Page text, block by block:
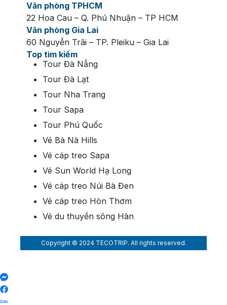
Văn phòng TPHCM
22 Hoa Cau – Q. Phú Nhuận – TP HCM
Văn phòng Gia Lai
60 Nguyễn Trãi – TP. Pleiku – Gia Lai
Top tìm kiếm
Tour Đà Nẵng
Tour Đà Lạt
Tour Nha Trang
Tour Sapa
Tour Phú Quốc
Vé Bà Nà Hills
Vé cáp treo Sapa
Vé Sun World Hạ Long
Vé cáp treo Núi Bà Đen
Vé cáp treo Hòn Thơm
Vé du thuyền sông Hàn
Copyright © 2024 TECOTRIP. All rights reserved.